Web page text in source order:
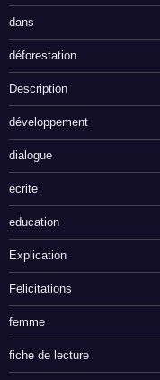
dans
déforestation
Description
développement
dialogue
écrite
education
Explication
Felicitations
femme
fiche de lecture